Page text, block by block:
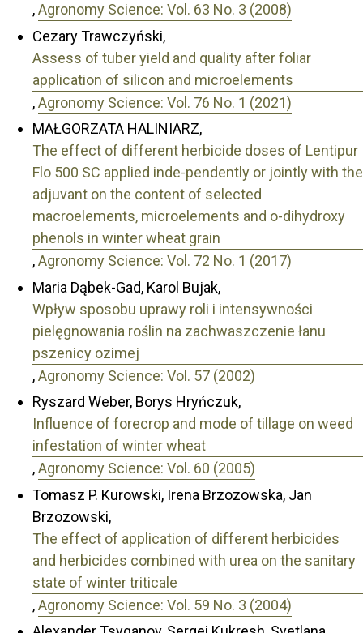
,Agronomy Science: Vol. 63 No. 3 (2008)
Cezary Trawczyński,
Assess of tuber yield and quality after foliar
application of silicon and microelements
,Agronomy Science: Vol. 76 No. 1 (2021)
MAŁGORZATA HALINIARZ,
The effect of different herbicide doses of Lentipur
Flo 500 SC applied inde-pendently or jointly with the
adjuvant on the content of selected
macroelements, microelements and o-dihydroxy
phenols in winter wheat grain
,Agronomy Science: Vol. 72 No. 1 (2017)
Maria Dąbek-Gad, Karol Bujak,
Wpływ sposobu uprawy roli i intensywności
pielęgnowania roślin na zachwaszczenie łanu
pszenicy ozimej
,Agronomy Science: Vol. 57 (2002)
Ryszard Weber, Borys Hryńczuk,
Influence of forecrop and mode of tillage on weed
infestation of winter wheat
,Agronomy Science: Vol. 60 (2005)
Tomasz P. Kurowski, Irena Brzozowska, Jan
Brzozowski,
The effect of application of different herbicides
and herbicides combined with urea on the sanitary
state of winter triticale
,Agronomy Science: Vol. 59 No. 3 (2004)